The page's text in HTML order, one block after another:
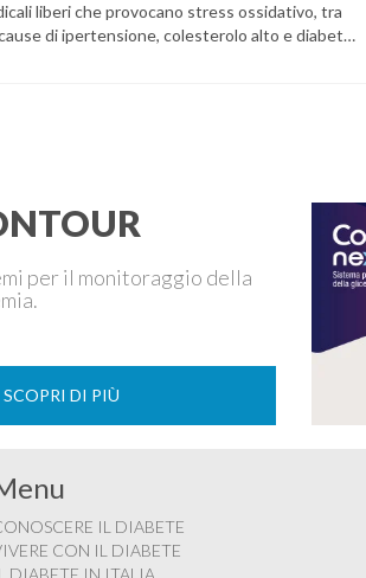
liberi che provocano stress ossidativo, tra
di ipertensione, colesterolo alto e diabete.
per il monitoraggio della
SCOPRI DI PIÙ
IL DIABETE
CON IL DIABETE